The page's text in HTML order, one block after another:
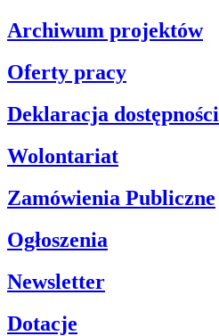
Archiwum projektów
Oferty pracy
Deklaracja dostępności
Wolontariat
Zamówienia Publiczne
Ogłoszenia
Newsletter
Dotacje